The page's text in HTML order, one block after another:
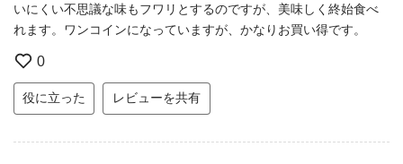
いにくい不思議な味もフワリとするのですが、美味しく終始食べ
れます。ワンコインになっていますが、かなりお買い得です。
0
役に立った レビューを共有